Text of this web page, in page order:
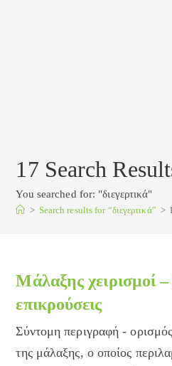
17 Search
You searched for: "διεγερτικά"
> Search results for“διεγερτικά” >
Μάλαξης χειρισμοί –
επικρούσεις
Σύντομη περιγραφή -
της μάλαξης, ο οποίος